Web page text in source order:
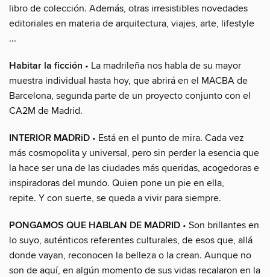
libro de colección. Además, otras irresistibles novedades
editoriales en materia de arquitectura, viajes, arte, lifestyle
...
Habitar la ficción • La madrileña nos habla de su mayor
muestra individual hasta hoy, que abrirá en el MACBA de
Barcelona, segunda parte de un proyecto conjunto con el
CA2M de Madrid.
INTERIOR MADRiD • Está en el punto de mira. Cada vez
más cosmopolita y universal, pero sin perder la esencia que
la hace ser una de las ciudades más queridas, acogedoras e
inspiradoras del mundo. Quien pone un pie en ella,
repite. Y con suerte, se queda a vivir para siempre.
PONGAMOS QUE HABLAN DE MADRID • Son brillantes en
lo suyo, auténticos referentes culturales, de esos que, allá
donde vayan, reconocen la belleza o la crean. Aunque no
son de aquí, en algún momento de sus vidas recalaron en la